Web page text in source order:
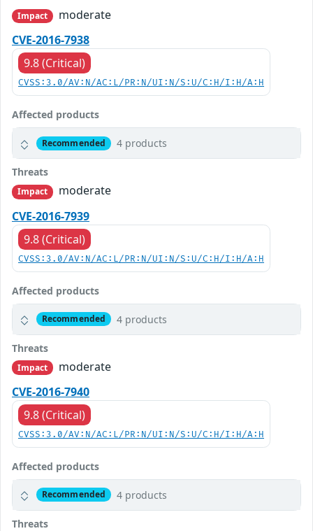
Impact
moderate
CVE-2016-7938
9.8 (Critical)
CVSS:3.0/AV:N/AC:L/PR:N/UI:N/S:U/C:H/I:H/A:H
Affected products
Recommended 4 products
Threats
Impact
moderate
CVE-2016-7939
9.8 (Critical)
CVSS:3.0/AV:N/AC:L/PR:N/UI:N/S:U/C:H/I:H/A:H
Affected products
Recommended 4 products
Threats
Impact
moderate
CVE-2016-7940
9.8 (Critical)
CVSS:3.0/AV:N/AC:L/PR:N/UI:N/S:U/C:H/I:H/A:H
Affected products
Recommended 4 products
Threats